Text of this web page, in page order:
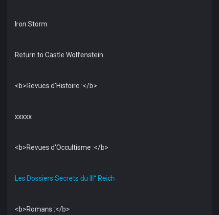
Iron Storm
Return to Castle Wolfenstein
<b>Revues d'Histoire :</b>
xxxxx
<b>Revues d'Occultisme :</b>
Les Dossiers Secrets du III° Reich
<b>Romans :</b>